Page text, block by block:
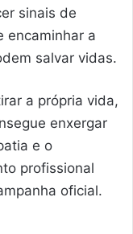
sinais de
encaminhar a
salvar vidas.
a própria vida,
enxergar
e o
profissional
oficial.